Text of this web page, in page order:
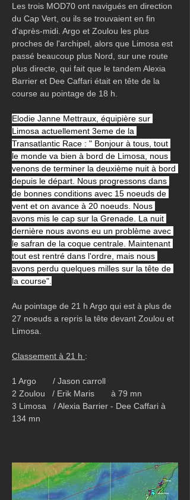
Les trois MOD70 ont navigués en direction
du Cap Vert, ou ils se trouvaient en fin
d'après-midi. Argo et Zoulou les plus
proches de l'archipel, alors que Limosa est
passé beaucoup plus Nord, sur une route
plus directe, qui fait que le tandem Alexia
Barrier et Dee Caffari était en tête de la
course au pointage de 18 h.
Elodie Janne Mettraux, équipière sur
Limosa actuellement 3eme de la
Transatlantic Race : " Bonjour à tous, tout
le monde va bien à bord de Limosa, nous
venons de terminer la deuxième nuit à bord
depuis le départ. Nous progressons dans
de bonnes conditions avec 15 noeuds de
vent et on avance à 20 noeuds. Nous
avons mis le cap sur la Grenade. La nuit
dernière nous avons eu un problème avec
le safran de la coque centrale. Maintenant
tout est rentré dans l'ordre, mais nous
avons perdu quelques milles sur la tête de
la course".
Au pointage de 21 h Argo qui est à plus de
27 noeuds a repris la tête devant Zoulou et
Limosa.
Classement à 21 h :
1 Argo       / Jason carroll
2 Zoulou   / Erik Maris       à 79 mn
3 Limosa   / Alexia Barrier - Dee Caffari à
134 mn